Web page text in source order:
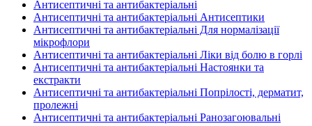
Антисептичні та антибактеріальні
Антисептичні та антибактеріальні Антисептики
Антисептичні та антибактеріальні Для нормалізації
мікрофлори
Антисептичні та антибактеріальні Ліки від болю в горлі
Антисептичні та антибактеріальні Настоянки та
екстракти
Антисептичні та антибактеріальні Попрілості, дерматит,
пролежні
Антисептичні та антибактеріальні Ранозагоювальні